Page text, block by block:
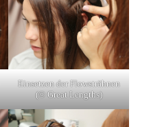
Einsetzen der Flowsträhnen
(© Great Lengths)